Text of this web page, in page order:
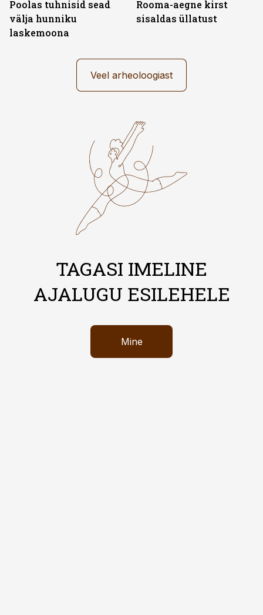
Poolas tuhnisid sead
välja hunniku
laskemoona
Rooma-aegne kirst
sisaldas üllatust
Veel arheoloogiast
TAGASI IMELINE
AJALUGU ESILEHELE
Mine